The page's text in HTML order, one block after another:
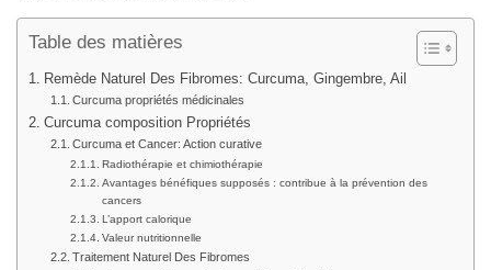
Table des matières
Remède Naturel Des Fibromes: Curcuma, Gingembre, Ail
Curcuma propriétés médicinales
Curcuma composition Propriétés
Curcuma et Cancer: Action curative
Radiothérapie et chimiothérapie
Avantages bénéfiques supposés : contribue à la prévention des
cancers
L’apport calorique
Valeur nutritionnelle
Traitement Naturel Des Fibromes